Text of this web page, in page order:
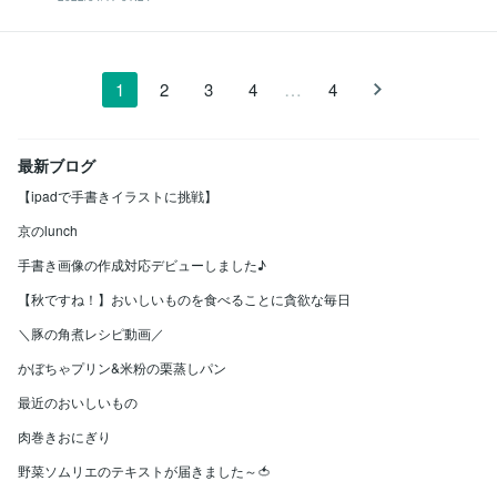
1 2 3 4 … 4
最新ブログ
【ipadで手書きイラストに挑戦】
京のlunch
手書き画像の作成対応デビューしました♪
【秋ですね！】おいしいものを食べることに貪欲な毎日
＼豚の角煮レシピ動画／
かぼちゃプリン&米粉の栗蒸しパン
最近のおいしいもの
肉巻きおにぎり
野菜ソムリエのテキストが届きました～🍅